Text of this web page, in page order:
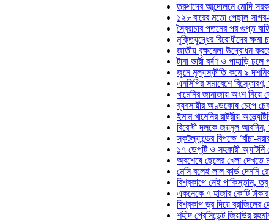
তরুণদের আন্দোলনে মোদি সরকার
১২৮ বারের মতো পেছাল সাগর-রুনি
স্বৈরাচার পতনের পর গুপ্ত বাহিনীর
মুক্তিযুদ্ধের বিরোধীদের ক্ষমা চাইতে
জাতীয় বৃক্ষমেলা উদ্বোধন করলেন
টানা ভারী বর্ষণ ও পাহাড়ি ঢলে
জুনে মূল্যস্ফীতি কমে ৯ দশমিক ১৬
এনসিপির সমাবেশে বিস্ফোরণ,
খামেনির জানাজায় অংশ নিয়ে দেশে
ব্যবসায়ীর অণ্ডকোষ চেপে চেক-
ইমাম খামেনির রাষ্ট্রীয়
বিরোধী দলকে জয়নুল আবদিন,
স্কটল্যান্ডের বিপক্ষে ‘বাঁচা-মরার
১৭ ডেপুটি ও সহকারী অ্যাটর্নি
অবশেষে ছেলের খেলা দেখতে মাঠে
মেসি বলেই লাল কার্ড দেননি রেফারি!
বিশ্বকাপে নেই পাকিস্তান, তবু
একনেকে ৭ হাজার কোটি টাকার ৫
বিশ্বকাপ ড্র দিয়ে ব্রাজিলের হেক্সা
শহীদ প্রেসিডেন্ট জিয়াউর রহমান